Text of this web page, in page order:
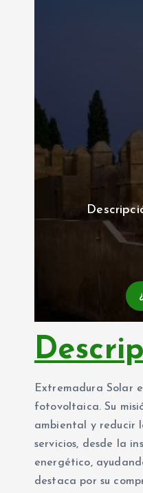
Extremadura Solar
fotovoltaica. Su
ambiental y reducir
servicios, desde la
energético,
destaca por su